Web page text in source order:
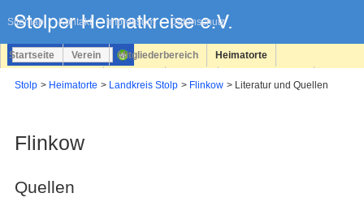
Sitemap Kontakt Impressum Datenschutz
überspringen
Startseite Verein Mitgliederbereich Heimatorte
Stolp Heimatorte Landkreis Stolp Flinkow Literatur und Quellen
Flinkow
Quellen